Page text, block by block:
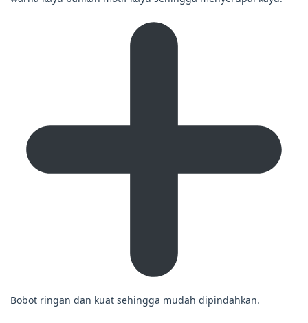
Bobot ringan dan kuat sehingga mudah dipindahkan.